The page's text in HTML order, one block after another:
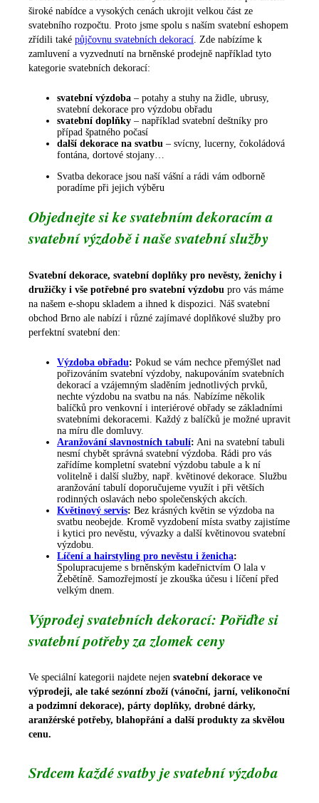
široké nabídce a vysokých cenách ukrojit velkou část ze
svatebního rozpočtu. Proto jsme spolu s naším svatební eshopem
zřídili také půjčovnu svatebních dekorací . Zde nabízíme k
zamluvení a vyzvednutí na brněnské prodejně například tyto
kategorie svatebních dekorací:
svatební výzdoba – potahy a stuhy na židle, ubrusy,
svatební dekorace pro výzdobu obřadu
svatební doplňky – například svatební deštníky pro
případ špatného počasí
další dekorace na svatbu – svícny, lucerny, čokoládová
fontána, dortové stojany…
Svatba dekorace jsou naší vášní a rádi vám odborně
poradíme při jejich výběru
Objednejte si ke svatebním dekoracím a
svatební výzdobě i naše svatební služby
Svatební dekorace, svatební doplňky pro nevěsty, ženichy i
družičky i vše potřebné pro svatební výzdobu pro vás máme
na našem e-shopu skladem a ihned k dispozici. Náš svatební
obchod Brno ale nabízí i různé zajímavé doplňkové služby pro
perfektní svatební den:
Výzdoba obřadu: Pokud se vám nechce přemýšlet nad
pořizováním svatební výzdoby, nakupováním svatebních
dekorací a vzájemným sladěním jednotlivých prvků,
nechte výzdobu na svatbu na nás. Nabízíme několik
balíčků pro venkovní i interiérové obřady se základními
svatebními dekoracemi. Každý z balíčků je možné upravit
na míru dle domluvy.
Aranžování slavnostních tabulí: Ani na svatební tabuli
nesmí chybět správná svatební výzdoba. Rádi pro vás
zařídíme kompletní svatební výzdobu tabule a k ní
volitelně i další služby, např. květinové dekorace. Službu
aranžování tabulí doporučujeme využít i při větších
rodinných oslavách nebo společenských akcích.
Květinový servis: Bez krásných květin se výzdoba na
svatbu neobejde. Kromě vyzdobení místa svatby zajistíme
i kytici pro nevěstu, vývazky a další květinovou svatební
výzdobu.
Líčení a hairstyling pro nevěstu i ženicha:
Spolupracujeme s brněnským kadeřnictvím O lala v
Žebětíně. Samozřejmostí je zkouška účesu i líčení před
velkým dnem.
Výprodej svatebních dekorací: Pořiďte si
svatební potřeby za zlomek ceny
Ve speciální kategorii najdete nejen svatební dekorace ve
výprodeji, ale také sezónní zboží (vánoční, jarní, velikonoční
a podzimní dekorace), párty doplňky, drobné dárky,
aranžérské potřeby, blahopřání a další produkty za skvělou
cenu.
Srdcem každé svatby je svatební výzdoba